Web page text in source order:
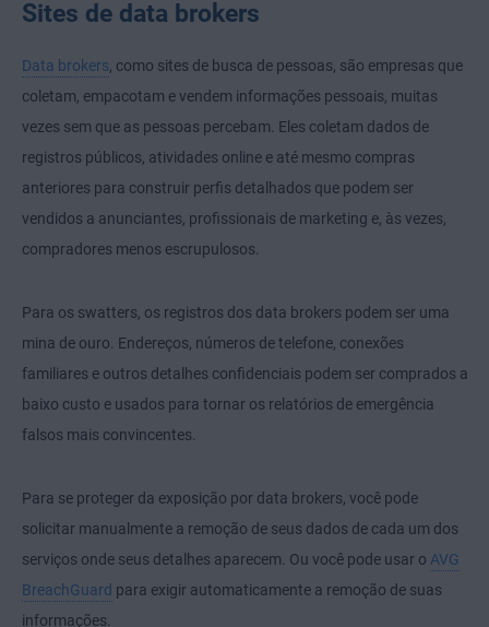
Sites de data brokers
Data brokers, como sites de busca de pessoas, são empresas que
coletam, empacotam e vendem informações pessoais, muitas
vezes sem que as pessoas percebam. Eles coletam dados de
registros públicos, atividades online e até mesmo compras
anteriores para construir perfis detalhados que podem ser
vendidos a anunciantes, profissionais de marketing e, às vezes,
compradores menos escrupulosos.
Para os swatters, os registros dos data brokers podem ser uma
mina de ouro. Endereços, números de telefone, conexões
familiares e outros detalhes confidenciais podem ser comprados a
baixo custo e usados para tornar os relatórios de emergência
falsos mais convincentes.
Para se proteger da exposição por data brokers, você pode
solicitar manualmente a remoção de seus dados de cada um dos
serviços onde seus detalhes aparecem. Ou você pode usar o AVG
BreachGuard para exigir automaticamente a remoção de suas
informações.